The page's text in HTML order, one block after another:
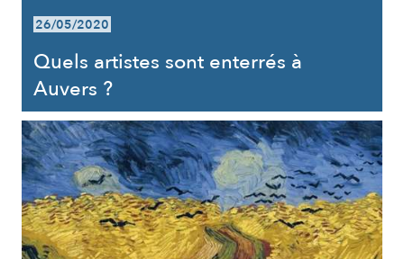
26/05/2020
Quels artistes sont enterrés à
Auvers ?